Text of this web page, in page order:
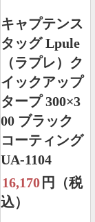
キャプテンス
タッグ Lpule
（ラプレ）ク
イックアップ
タープ 300×3
00 ブラック
コーティング
UA-1104
16,170 円（税
込）